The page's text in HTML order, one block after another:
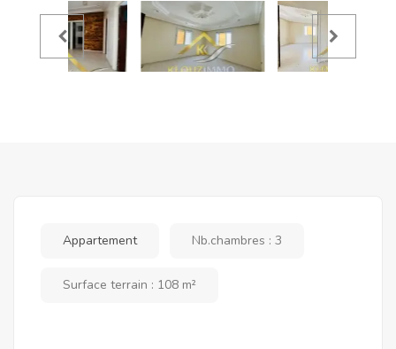
Appartement Nb.chambres : 3
Surface terrain : 108 m²